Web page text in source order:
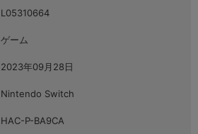
L05310664
ゲーム
2023年09月28日
Nintendo Switch
HAC-P-BA9CA